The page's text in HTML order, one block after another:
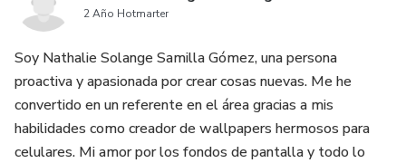
2 Año Hotmarter
Soy Nathalie Solange Samilla Gómez, una persona
proactiva y apasionada por crear cosas nuevas. Me he
convertido en un referente en el área gracias a mis
habilidades como creador de wallpapers hermosos para
celulares. Mi amor por los fondos de pantalla y todo lo